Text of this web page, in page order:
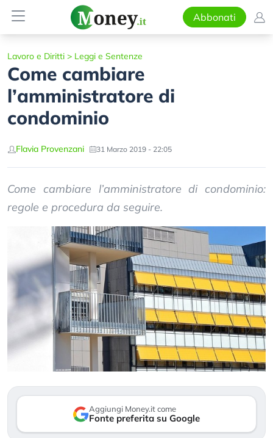
Abbonati
Lavoro e Diritti > Leggi e Sentenze
Come cambiare
l’amministratore di
condominio
Flavia Provenzani 31 Marzo 2019 - 22:05
Come cambiare l’amministratore di condominio:
regole e procedura da seguire.
Aggiungi Money.it come
Fonte preferita su Google